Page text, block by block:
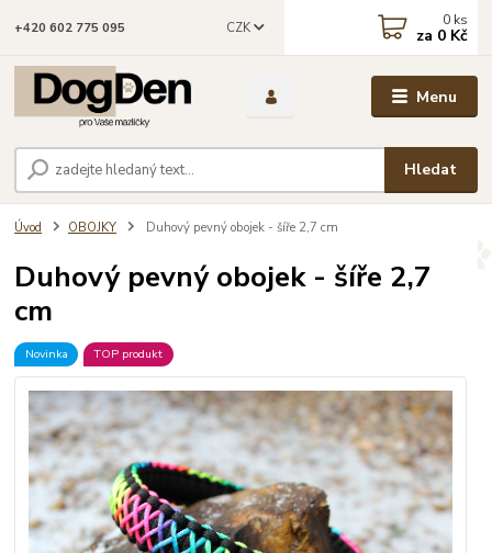
Menu
CZK
Hledat
+420 602 775 095 0 ks
za 0 Kč
Úvod OBOJKY Duhový pevný obojek - šíře 2,7 cm
Duhový pevný obojek - šíře 2,7
cm
Novinka TOP produkt